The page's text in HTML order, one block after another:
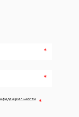
*
*
*